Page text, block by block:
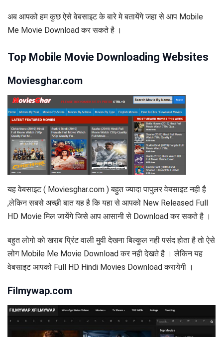
अब आपको हम कुछ ऐसे वेबसाइट के बारे मे बतायेंगे जहा से आप Mobile
Me Movie Download कर सकते है ।
Top Mobile Movie Downloading Websites
Moviesghar.com
यह वेबसाइट ( Moviesghar.com ) बहुत ज्यादा पापुलर वेबसाइट नही है
,लेकिन सबसे अच्छी बात यह है कि यहा से आपको New Released Full
HD Movie मिल जायेंगे जिसे आप आसानी से Download कर सकते है ।
बहुत लोगो को खराब प्रिंट वाली मुवी देखना बिल्कुल नही पसंद होता है तो ऐसे
लोग Mobile Me Movie Download कर नही देखते है । लेकिन यह
वेबसाइट आपको Full HD Hindi Movies Download करायेगी ।
Filmywap.com